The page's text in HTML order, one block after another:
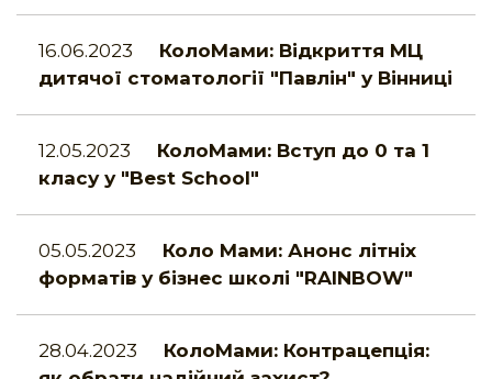
16.06.2023
КолоМами: Відкриття МЦ
дитячої стоматології "Павлін" у Вінниці
12.05.2023
КолоМами: Вступ до 0 та 1
класу у "Best School"
05.05.2023
Коло Мами: Анонс літніх
форматів у бізнес школі "RAINBOW"
28.04.2023
КолоМами: Контрацепція: